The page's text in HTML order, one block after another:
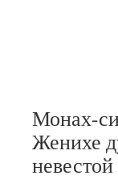
Монах-
Женихе